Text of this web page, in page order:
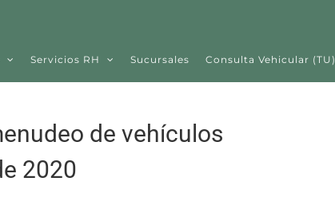
Servicios RH Sucursales Consulta Vehicular (TU)
de vehículos
2020